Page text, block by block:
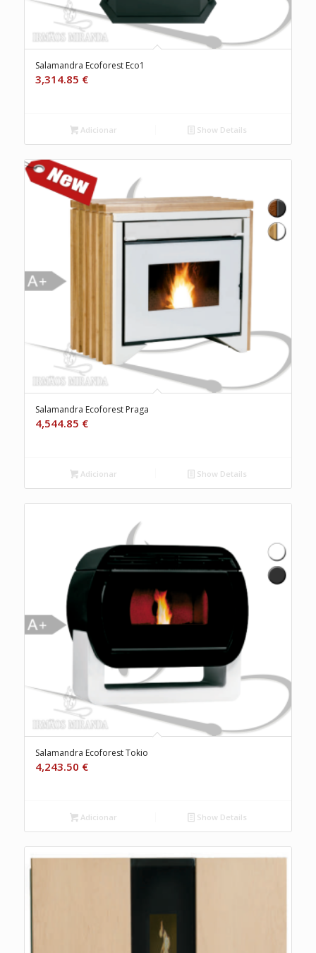
Salamandra Ecoforest Eco1
3,314.85 €
Adicionar Show Details
Salamandra Ecoforest Praga
4,544.85 €
Adicionar Show Details
Salamandra Ecoforest Tokio
4,243.50 €
Adicionar Show Details